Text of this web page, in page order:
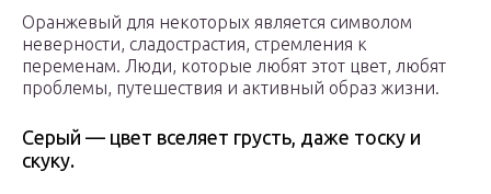
Оранжевый для некоторых является символом
неверности, сладострастия, стремления к
переменам. Люди, которые любят этот цвет, любят
проблемы, путешествия и активный образ жизни.
Серый — цвет вселяет грусть, даже тоску и
скуку.